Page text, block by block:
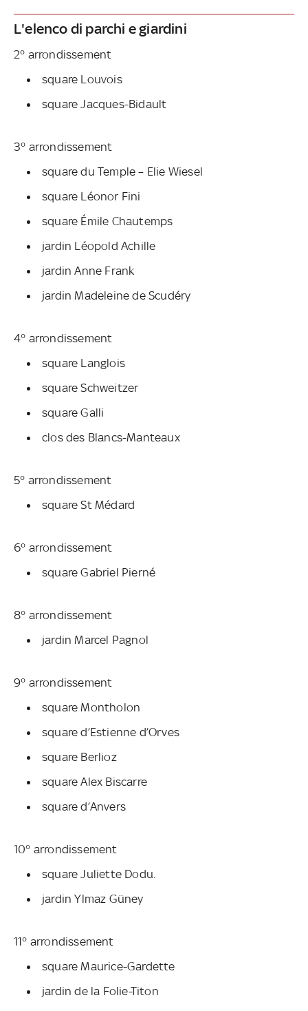
L'elenco di parchi e giardini
2° arrondissement
square Louvois
square Jacques-Bidault
3° arrondissement
square du Temple – Elie Wiesel
square Léonor Fini
square Émile Chautemps
jardin Léopold Achille
jardin Anne Frank
jardin Madeleine de Scudéry
4° arrondissement
square Langlois
square Schweitzer
square Galli
clos des Blancs-Manteaux
5° arrondissement
square St Médard
6° arrondissement
square Gabriel Pierné
8° arrondissement
jardin Marcel Pagnol
9° arrondissement
square Montholon
square d’Estienne d’Orves
square Berlioz
square Alex Biscarre
square d’Anvers
10° arrondissement
square Juliette Dodu.
jardin Ylmaz Güney
11° arrondissement
square Maurice-Gardette
jardin de la Folie-Titon